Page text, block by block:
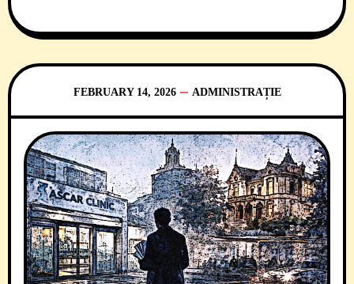
FEBRUARY 14, 2026 ADMINISTRAȚIE